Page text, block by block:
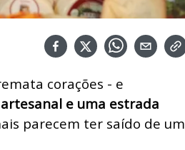
corações - e
e uma estrada
parecem ter saído de um